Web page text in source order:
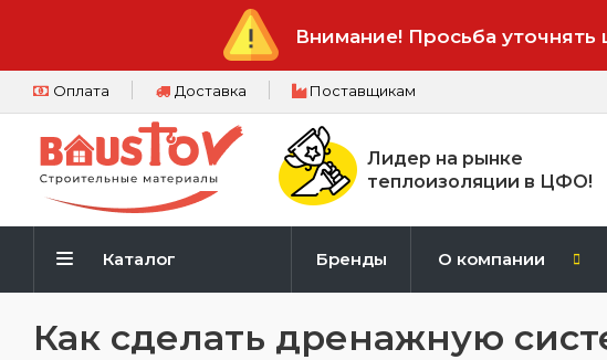
Внимание! Просьба
Оплата Доставка Поставщикам
Лидер на рынке
теплоизоляции в ЦФО!
Каталог Бренды О компании
Как сделать дренажную